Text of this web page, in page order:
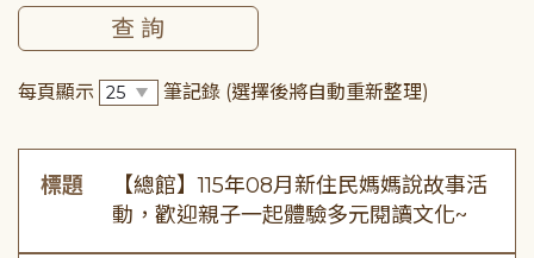
每頁顯示 筆記錄 (選擇後將自動重新整理)
標題
【總館】115年08月新住民媽媽說故事活
動，歡迎親子一起體驗多元閱讀文化~